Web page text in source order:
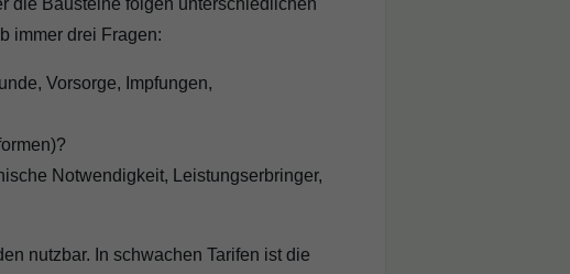
immer drei Fragen:
Vorsorge, Impfungen,
Notwendigkeit, Leistungserbringer,
nutzbar. In schwachen Tarifen ist die